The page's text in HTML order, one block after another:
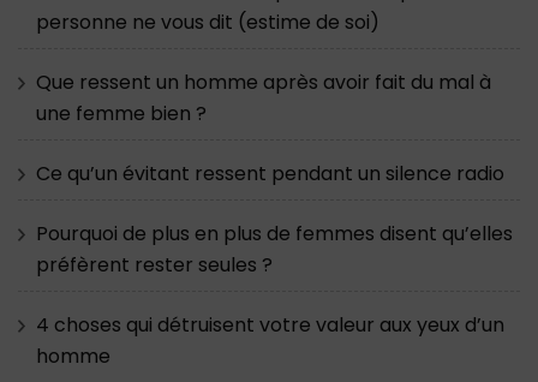
personne ne vous dit (estime de soi)
Que ressent un homme après avoir fait du mal à
une femme bien ?
Ce qu’un évitant ressent pendant un silence radio
Pourquoi de plus en plus de femmes disent qu’elles
préfèrent rester seules ?
4 choses qui détruisent votre valeur aux yeux d’un
homme